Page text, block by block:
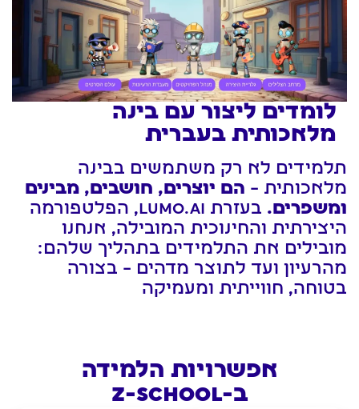
לומדים ליצור עם בינה
מלאכותית בעברית
תלמידים לא רק משתמשים בבינה
מלאכותית – הם יוצרים, חושבים, מבינים
ומשפרים.
בעזרת LUMO.AI, הפלטפורמה
היצירתית והחינוכית המובילה, אנחנו
מובילים את התלמידים בתהליך שלהם:
מהרעיון ועד לתוצר מדהים – בצורה
בטוחה, חווייתית ומעמיקה
אפשרויות הלמידה
ב-Z-SCHOOL